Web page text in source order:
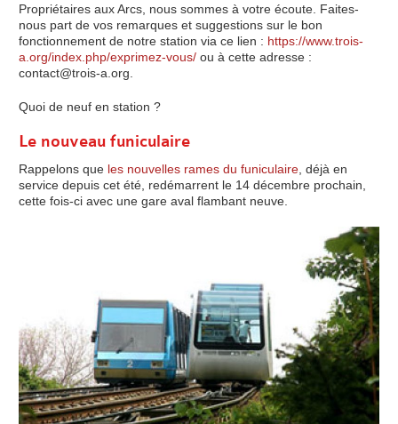
Propriétaires aux Arcs, nous sommes à votre écoute. Faites-
nous part de vos remarques et suggestions sur le bon
fonctionnement de notre station via ce lien : https://www.trois-
a.org/index.php/exprimez-vous/ ou à cette adresse :
contact@trois-a.org.
Quoi de neuf en station ?
Le nouveau funiculaire
Rappelons que les nouvelles rames du funiculaire , déjà en
service depuis cet été, redémarrent le 14 décembre prochain,
cette fois-ci avec une gare aval flambant neuve.